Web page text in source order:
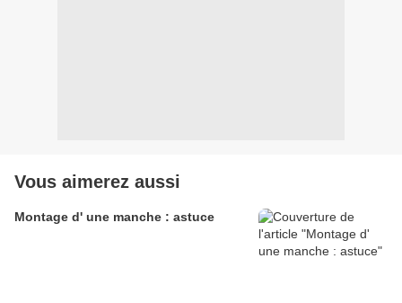
Vous aimerez aussi
Montage d' une manche : astuce